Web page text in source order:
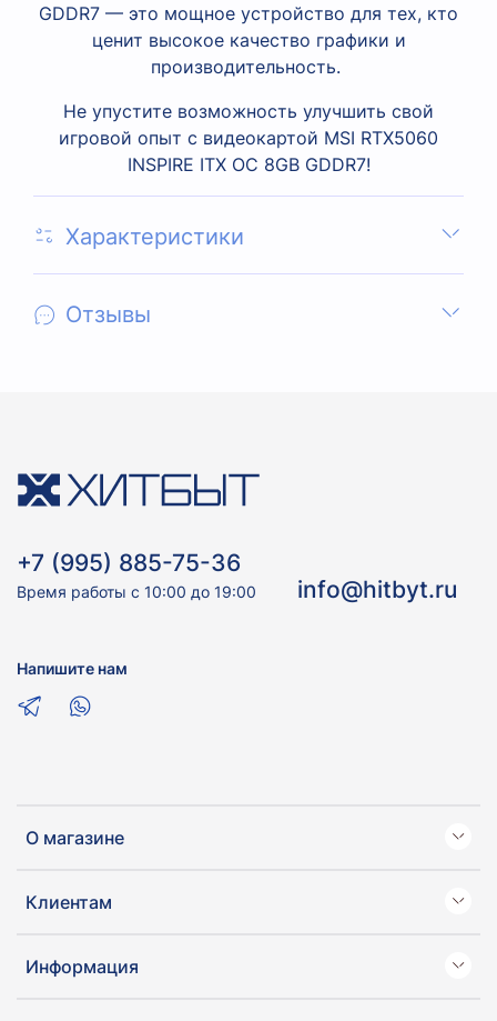
GDDR7 — это мощное устройство для тех, кто
ценит высокое качество графики и
производительность.
Не упустите возможность улучшить свой
игровой опыт с видеокартой MSI RTX5060
INSPIRE ITX OC 8GB GDDR7!
Характеристики
Отзывы
О магазине
Клиентам
Информация
+7 (995) 885-75-36
Время работы с 10:00 до 19:00 info@hitbyt.ru
Напишите нам